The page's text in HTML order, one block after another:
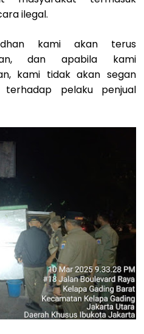
ilegal.
kami akan terus
dan apabila kami
kami tidak akan segan
terhadap pelaku penjual